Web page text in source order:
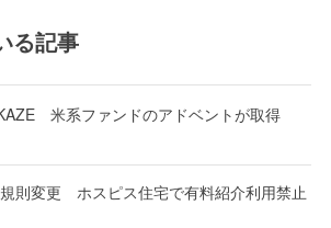
る記事
米系ファンドのアドベントが取得
則変更 ホスピス住宅で有料紹介利用禁止